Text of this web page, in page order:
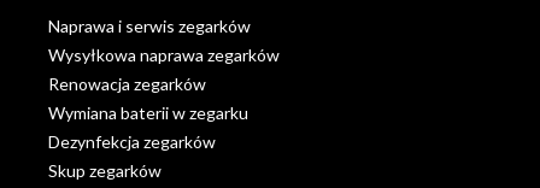
Naprawa i serwis zegarków
Wysyłkowa naprawa zegarków
Renowacja zegarków
Wymiana baterii w zegarku
Dezynfekcja zegarków
Skup zegarków